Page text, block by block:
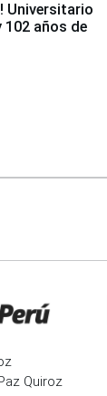
Universitario
102 años de
Quiroz